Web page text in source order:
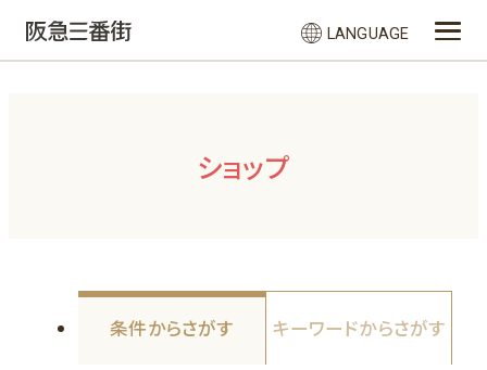
LANGUAGE
ショップ
条件からさがす キーワードからさがす